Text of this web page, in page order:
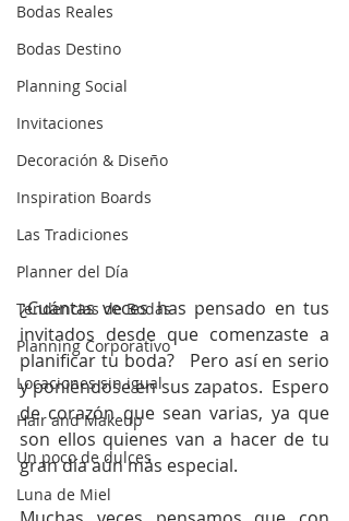
Bodas Reales
Bodas Destino
Planning Social
Invitaciones
Decoración & Diseño
Inspiration Boards
Las Tradiciones
Planner del Día
Tendencias de Bodas
Planning Corporativo
Locaciones sin igual
Hair and Makeup
Un poco de dulces
Luna de Miel
¿Cuántas veces has pensado en tus
invitados desde que comenzaste a
planificar tu boda?   Pero así en serio
y poniéndose en sus zapatos.  Espero
de corazón que sean varias, ya que
son ellos quienes van a hacer de tu
gran día aún más especial.